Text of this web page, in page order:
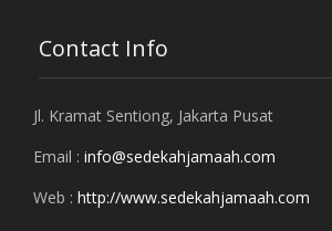
Contact Info
Jl. Kramat Sentiong, Jakarta Pusat
Email : info@sedekahjamaah.com
Web : http://www.sedekahjamaah.com